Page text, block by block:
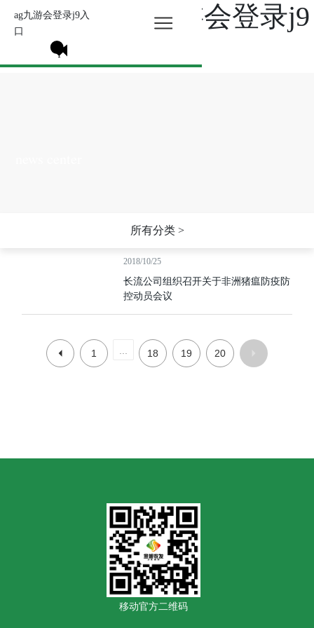
公司新闻-ag九游会登录j9
入口
ag九游会登录j9入
口
所有分类 >
2018/10/25
长流公司组织召开关于非洲猪瘟防疫防
控动员会议
1 ... 18 19 20
移动官方二维码